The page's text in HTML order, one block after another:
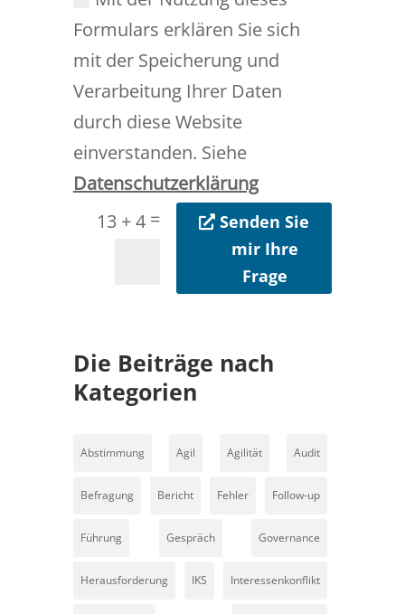
Formulars erklären Sie sich
mit der Speicherung und
Verarbeitung Ihrer Daten
durch diese Website
einverstanden. Siehe
Datenschutzerklärung
13 + 4 =
Senden Sie
mir Ihre
Frage
Die Beiträge nach
Kategorien
Abstimmung Agil Agilität Audit
Befragung Bericht Fehler Follow-up
Führung Gespräch Governance
Herausforderung IKS Interessenkonflikt